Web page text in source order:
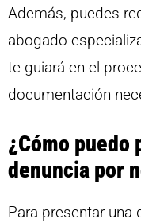
Además, puedes
abogado
te guiará en el
documentación
¿Cómo puedo
denuncia por
Para presentar una